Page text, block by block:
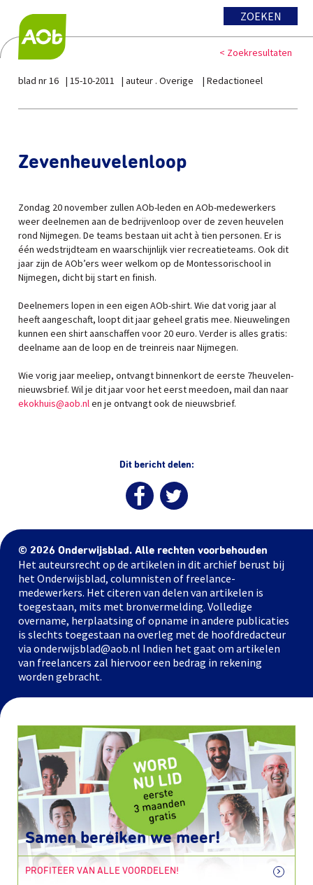
ZOEKEN
< Zoekresultaten
blad nr 16 15-10-2011 auteur . Overige Redactioneel
Zevenheuvelenloop
Zondag 20 november zullen AOb-leden en AOb-medewerkers
weer deelnemen aan de bedrijvenloop over de zeven heuvelen
rond Nijmegen. De teams bestaan uit acht à tien personen. Er is
één wedstrijdteam en waarschijnlijk vier recreatieteams. Ook dit
jaar zijn de AOb’ers weer welkom op de Montessorischool in
Nijmegen, dicht bij start en finish.
Deelnemers lopen in een eigen AOb-shirt. Wie dat vorig jaar al
heeft aangeschaft, loopt dit jaar geheel gratis mee. Nieuwelingen
kunnen een shirt aanschaffen voor 20 euro. Verder is alles gratis:
deelname aan de loop en de treinreis naar Nijmegen.
Wie vorig jaar meeliep, ontvangt binnenkort de eerste 7heuvelen-
nieuwsbrief. Wil je dit jaar voor het eerst meedoen, mail dan naar
ekokhuis@aob.nlen je ontvangt ook de nieuwsbrief.
Dit bericht delen:
© 2026 Onderwijsblad. Alle rechten voorbehouden
Het auteursrecht op de artikelen in dit archief berust bij
het Onderwijsblad, columnisten of freelance-
medewerkers. Het citeren van delen van artikelen is
toegestaan, mits met bronvermelding. Volledige
overname, herplaatsing of opname in andere publicaties
is slechts toegestaan na overleg met de hoofdredacteur
via onderwijsblad@aob.nl Indien het gaat om artikelen
van freelancers zal hiervoor een bedrag in rekening
worden gebracht.
Samen bereiken we meer!
PROFITEER VAN ALLE VOORDELEN!